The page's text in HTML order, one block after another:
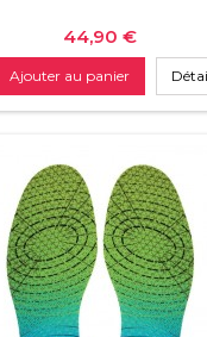
Prix
44,90 €
Ajouter au panier